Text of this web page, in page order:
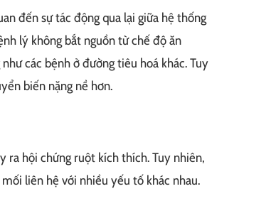
đến sự tác động qua lại giữa hệ thống
lý không bắt nguồn từ chế độ ăn
các bệnh ở đường tiêu hoá khác. Tuy
biến nặng nề hơn.
ra hội chứng ruột kích thích. Tuy nhiên,
liên hệ với nhiều yếu tố khác nhau.